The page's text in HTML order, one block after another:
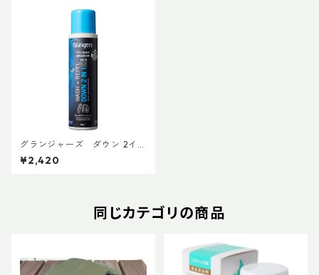
グランジャーズ ダウン 2イン
1 ウォッシュ&リペル 300mL
¥2,420
同じカテゴリの商品